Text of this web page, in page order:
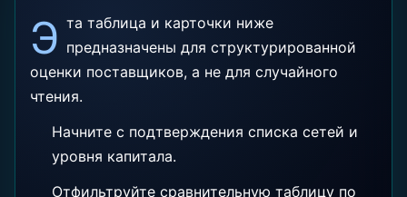
Э та таблица и карточки ниже
предназначены для структурированной
оценки поставщиков, а не для случайного
чтения.
Начните с подтверждения списка сетей и
уровня капитала.
Отфильтруйте сравнительную таблицу по